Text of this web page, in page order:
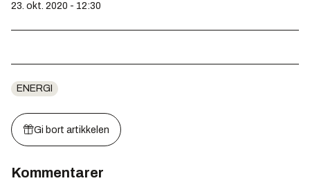
23. okt. 2020 - 12:30
ENERGI
Gi bort artikkelen
Kommentarer